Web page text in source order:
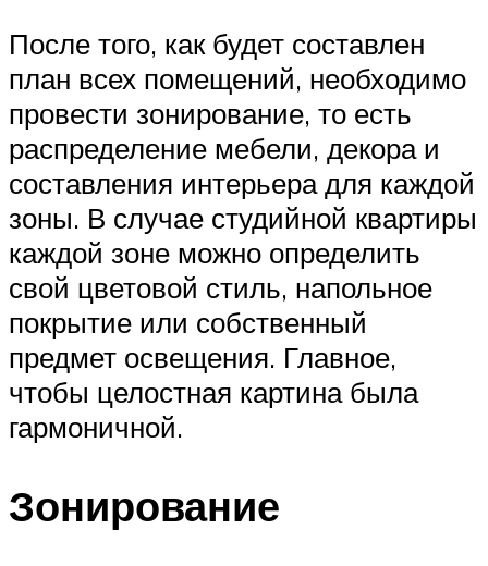
После того, как будет составлен
план всех помещений, необходимо
провести зонирование, то есть
распределение мебели, декора и
составления интерьера для каждой
зоны. В случае студийной квартиры
каждой зоне можно определить
свой цветовой стиль, напольное
покрытие или собственный
предмет освещения. Главное,
чтобы целостная картина была
гармоничной.
Зонирование